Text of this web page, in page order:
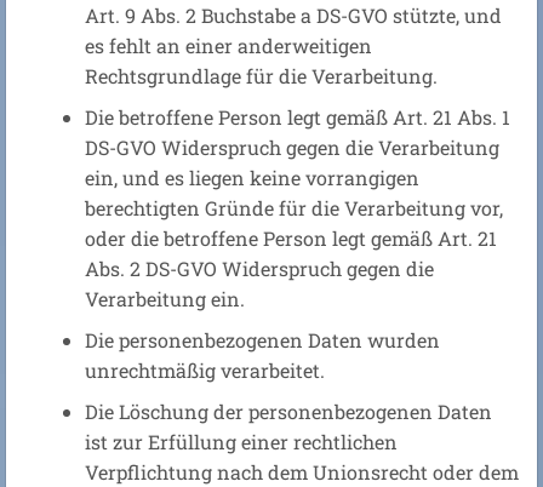
Art. 9 Abs. 2 Buchstabe a DS-GVO stützte, und
es fehlt an einer anderweitigen
Rechtsgrundlage für die Verarbeitung.
Die betroffene Person legt gemäß Art. 21 Abs. 1
DS-GVO Widerspruch gegen die Verarbeitung
ein, und es liegen keine vorrangigen
berechtigten Gründe für die Verarbeitung vor,
oder die betroffene Person legt gemäß Art. 21
Abs. 2 DS-GVO Widerspruch gegen die
Verarbeitung ein.
Die personenbezogenen Daten wurden
unrechtmäßig verarbeitet.
Die Löschung der personenbezogenen Daten
ist zur Erfüllung einer rechtlichen
Verpflichtung nach dem Unionsrecht oder dem